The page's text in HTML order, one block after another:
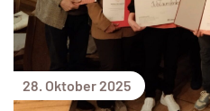
28. Oktober 2025